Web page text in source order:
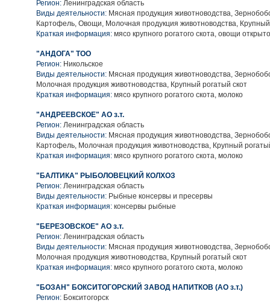
Регион: Ленинградская область
Виды деятельности: Мясная продукция животноводства,
Картофель, Овощи, Молочная продукция животноводства, Крупный
Краткая информация: мясо крупного рогатого скота, овощи
"АНДОГА" ТОО
Регион: Никольское
Виды деятельности: Мясная продукция животноводства,
Молочная продукция животноводства, Крупный рогатый скот
Краткая информация: мясо крупного рогатого скота, молоко
"АНДРЕЕВСКОЕ" АО з.т.
Регион: Ленинградская область
Виды деятельности: Мясная продукция животноводства,
Картофель, Молочная продукция животноводства, Крупный
Краткая информация: мясо крупного рогатого скота, молоко
"БАЛТИКА" РЫБОЛОВЕЦКИЙ КОЛХОЗ
Регион: Ленинградская область
Виды деятельности: Рыбные консервы и пресервы
Краткая информация: консервы рыбные
"БЕРЕЗОВСКОЕ" АО з.т.
Регион: Ленинградская область
Виды деятельности: Мясная продукция животноводства,
Молочная продукция животноводства, Крупный рогатый скот
Краткая информация: мясо крупного рогатого скота, молоко
"БОЗАН" БОКСИТОГОРСКИЙ ЗАВОД НАПИТКОВ (АО з.т.)
Регион: Бокситогорск